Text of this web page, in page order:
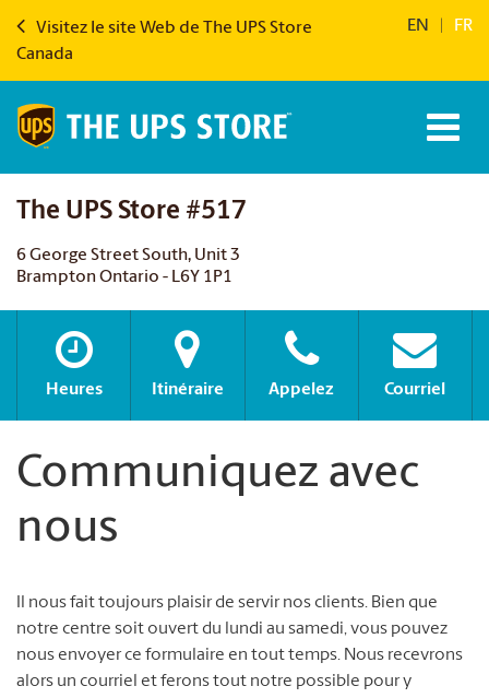
Visitez le site Web de The UPS Store
Canada
EN FR
The UPS Store #517
6 George Street South, Unit 3
Brampton Ontario - L6Y 1P1
Heures Itinéraire Appelez Courriel
Communiquez avec
nous
Il nous fait toujours plaisir de servir nos clients. Bien que
notre centre soit ouvert du lundi au samedi, vous pouvez
nous envoyer ce formulaire en tout temps. Nous recevrons
alors un courriel et ferons tout notre possible pour y